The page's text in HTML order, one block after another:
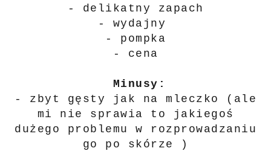
- delikatny zapach
- wydajny
- pompka
- cena
Minusy:
- zbyt gęsty jak na mleczko (ale
mi nie sprawia to jakiegoś
dużego problemu w rozprowadzaniu
go po skórze )